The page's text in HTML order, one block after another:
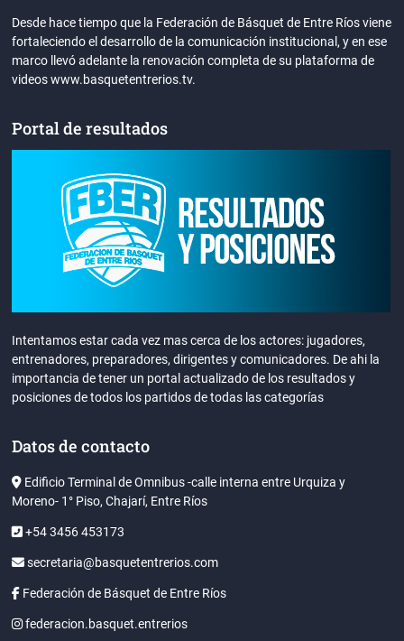
Desde hace tiempo que la Federación de Básquet de Entre Ríos viene
fortaleciendo el desarrollo de la comunicación institucional, y en ese
marco llevó adelante la renovación completa de su plataforma de
videos www.basquetentrerios.tv.
Portal de resultados
Intentamos estar cada vez mas cerca de los actores: jugadores,
entrenadores, preparadores, dirigentes y comunicadores. De ahi la
importancia de tener un portal actualizado de los resultados y
posiciones de todos los partidos de todas las categorías
Datos de contacto
Edificio Terminal de Omnibus -calle interna entre Urquiza y
Moreno- 1° Piso, Chajarí, Entre Ríos
+54 3456 453173
secretaria@basquetentrerios.com
Federación de Básquet de Entre Ríos
federacion.basquet.entrerios